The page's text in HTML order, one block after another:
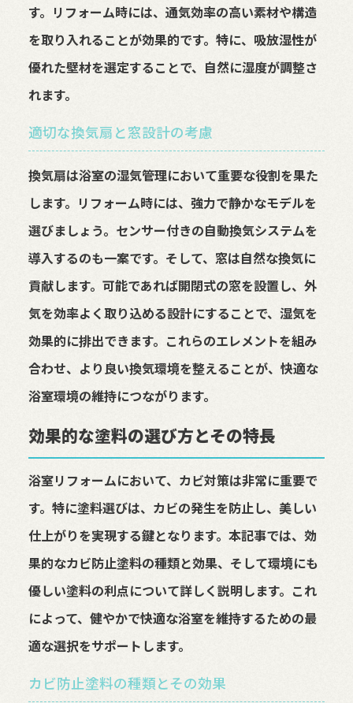
す。リフォーム時には、通気効率の高い素材や構造
を取り入れることが効果的です。特に、吸放湿性が
優れた壁材を選定することで、自然に湿度が調整さ
れます。
適切な換気扇と窓設計の考慮
換気扇は浴室の湿気管理において重要な役割を果た
します。リフォーム時には、強力で静かなモデルを
選びましょう。センサー付きの自動換気システムを
導入するのも一案です。そして、窓は自然な換気に
貢献します。可能であれば開閉式の窓を設置し、外
気を効率よく取り込める設計にすることで、湿気を
効果的に排出できます。これらのエレメントを組み
合わせ、より良い換気環境を整えることが、快適な
浴室環境の維持につながります。
効果的な塗料の選び方とその特長
浴室リフォームにおいて、カビ対策は非常に重要で
す。特に塗料選びは、カビの発生を防止し、美しい
仕上がりを実現する鍵となります。本記事では、効
果的なカビ防止塗料の種類と効果、そして環境にも
優しい塗料の利点について詳しく説明します。これ
によって、健やかで快適な浴室を維持するための最
適な選択をサポートします。
カビ防止塗料の種類とその効果